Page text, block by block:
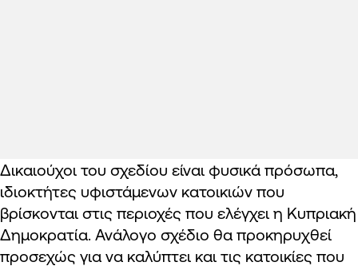
Δικαιούχοι του σχεδίου είναι φυσικά πρόσωπα,
ιδιοκτήτες υφιστάμενων κατοικιών που
βρίσκονται στις περιοχές που ελέγχει η Κυπριακή
Δημοκρατία. Ανάλογο σχέδιο θα προκηρυχθεί
προσεχώς για να καλύπτει και τις κατοικίες που